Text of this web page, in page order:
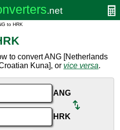
to HRK
to convert ANG [Netherlands
Kuna], or vice versa.
ANG
HRK